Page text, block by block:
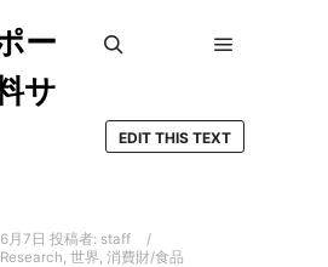
ー
サ
EDIT THIS TEXT
月7日 投稿者: staff
, 世界, 消費財/食品